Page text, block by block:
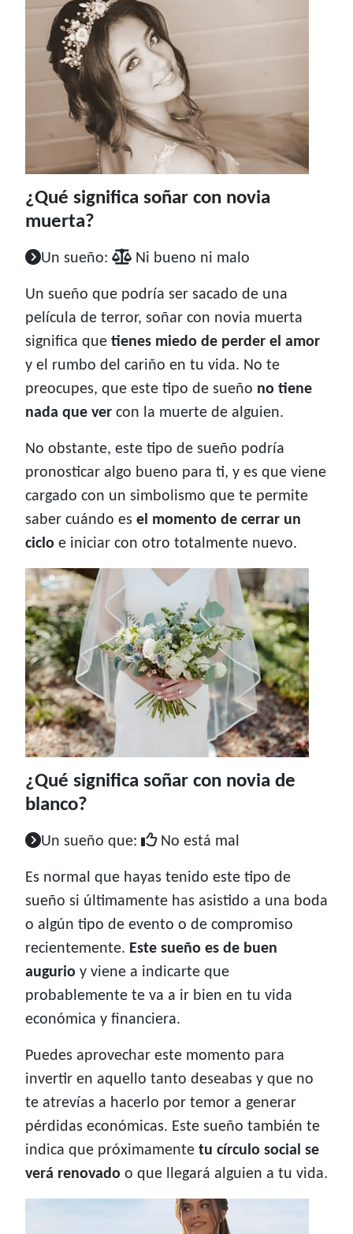
¿Qué significa soñar con novia
muerta?
Un sueño: Ni bueno ni malo
Un sueño que podría ser sacado de una
película de terror, soñar con novia muerta
significa que tienes miedo de perder el amor
y el rumbo del cariño en tu vida. No te
preocupes, que este tipo de sueño no tiene
nada que ver con la muerte de alguien.
No obstante, este tipo de sueño podría
pronosticar algo bueno para ti, y es que viene
cargado con un simbolismo que te permite
saber cuándo es el momento de cerrar un
ciclo e iniciar con otro totalmente nuevo.
¿Qué significa soñar con novia de
blanco?
Un sueño que: No está mal
Es normal que hayas tenido este tipo de
sueño si últimamente has asistido a una boda
o algún tipo de evento o de compromiso
recientemente. Este sueño es de buen
augurio y viene a indicarte que
probablemente te va a ir bien en tu vida
económica y financiera.
Puedes aprovechar este momento para
invertir en aquello tanto deseabas y que no
te atrevías a hacerlo por temor a generar
pérdidas económicas. Este sueño también te
indica que próximamente tu círculo social se
verá renovado o que llegará alguien a tu vida.